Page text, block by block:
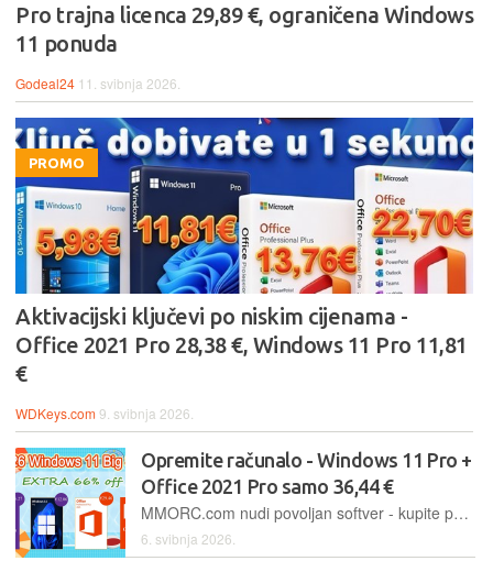
Pro trajna licenca 29,89 €, ograničena Windows
11 ponuda
Godeal24 11. svibnja 2026.
PROMO
Aktivacijski ključevi po niskim cijenama -
Office 2021 Pro 28,38 €, Windows 11 Pro 11,81
€
WDKeys.com9. svibnja 2026.
Opremite računalo - Windows 11 Pro +
Office 2021 Pro samo 36,44 €
MMORC.com nudi povoljan softver - kupite paket koji uključuje Office 2021 Pro i Windows 11 Pro za samo 36,44 € i opremite računalo novim trajno aktiviranim originalnim softverom
6. svibnja 2026.